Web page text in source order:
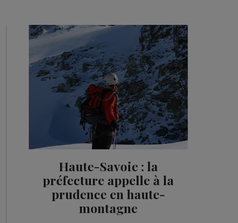
3'36"
2'34"
4'03"
2'02"
2'02"
2'56"
2'06"
Haute-Savoie : la
préfecture appelle à la
prudence en haute-
montagne